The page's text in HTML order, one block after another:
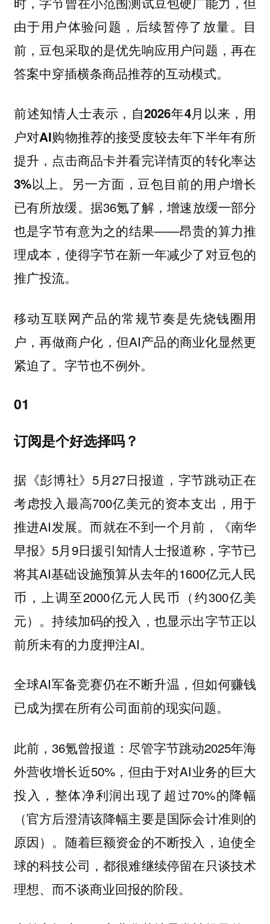
由于用户体验问题，后续暂停了放量。目
前，豆包采取的是优先响应用户问题，再在
答案中穿插横条商品推荐的互动模式。
前述知情人士表示， 自2026年4月以来，用
户对AI购物推荐的接受度较去年下半年有所
提升，点击商品卡并看完详情页的转化率达
3%以上。
另一方面，豆包目前的用户增长
已有所放缓。据36氪了解，增速放缓一部分
也是字节有意为之的结果——昂贵的算力推
理成本，使得字节在新一年减少了对豆包的
推广投流。
移动互联网产品的常规节奏是先烧钱圈用
户，再做商户化，但AI产品的商业化显然更
紧迫了。字节也不例外。
01
订阅是个好选择吗？
据《彭博社》5月27日报道，字节跳动正在
考虑投入最高700亿美元的资本支出，用于
推进AI发展。而就在不到一个月前，《南华
早报》5月9日援引知情人士报道称，字节已
将其AI基础设施预算从去年的1600亿元人民
币，上调至2000亿元人民币（约300亿美
元）。持续加码的投入，也显示出字节正以
前所未有的力度押注AI。
全球AI军备竞赛仍在不断升温，但如何赚钱
已成为摆在所有公司面前的现实问题。
此前，36氪曾报道：尽管字节跳动2025年海
外营收增长近50%，但由于对AI业务的巨大
投入，整体净利润出现了超过70%的降幅
（官方后澄清该降幅主要是国际会计准则的
原因）。随着巨额资金的不断投入，迫使全
球的科技公司，都很难继续停留在只谈技术
理想、而不谈商业回报的阶段。